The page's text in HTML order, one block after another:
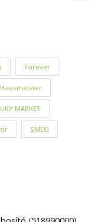
Forever
Hausmeister
MARKET
SMEG